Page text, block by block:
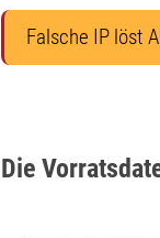
Falsche IP löst
Die